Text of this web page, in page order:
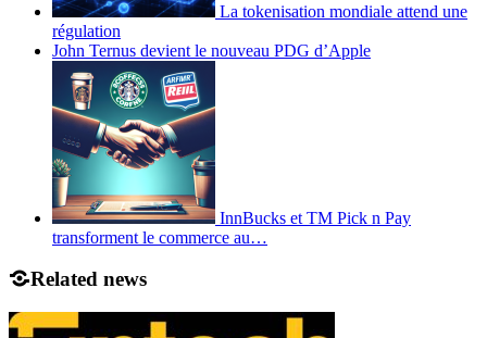
La tokenisation mondiale attend une
régulation
John Ternus devient le nouveau PDG d’Apple
InnBucks et TM Pick n Pay
transforment le commerce au…
Related news